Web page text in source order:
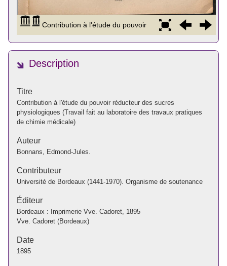
Description
Titre
Contribution à l'étude du pouvoir réducteur des sucres
physiologiques (Travail fait au laboratoire des travaux pratiques
de chimie médicale)
Auteur
Bonnans, Edmond-Jules.
Contributeur
Université de Bordeaux (1441-1970). Organisme de soutenance
Éditeur
Bordeaux : Imprimerie Vve. Cadoret, 1895
Vve. Cadoret (Bordeaux)
Date
1895